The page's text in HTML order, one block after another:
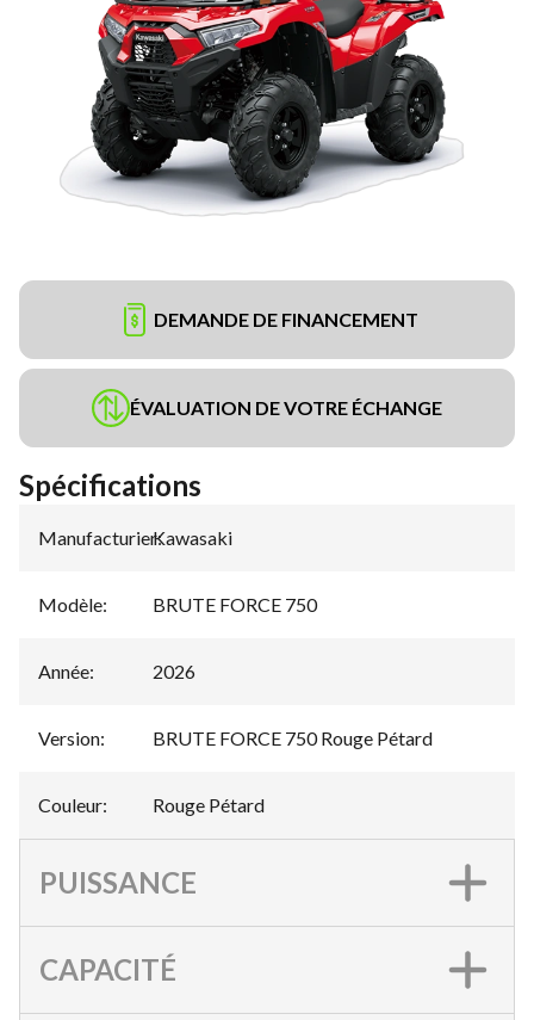
DEMANDE DE FINANCEMENT
ÉVALUATION DE VOTRE ÉCHANGE
Spécifications
Manufacturier:
Kawasaki
Modèle: BRUTE FORCE 750
Année: 2026
Version: BRUTE FORCE 750 Rouge Pétard
Couleur: Rouge Pétard
PUISSANCE
CAPACITÉ